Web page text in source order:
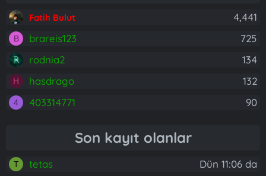
Fatih Bulut 4,441
B brareis123
725
rodnia2
134
H hasdrago 132
4 403314771 90
Son kayıt olanlar
T tetas
Dün 11:06 da